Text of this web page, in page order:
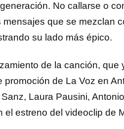
No callarse o
mensajes que se mezclan
su lado más épico.
de la canción,
promoción de La Voz en
Laura Pausini,
el estreno del videoclip de